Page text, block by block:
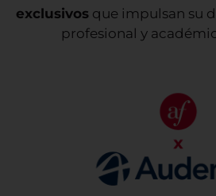
exclusivos que impulsan su
profesional y